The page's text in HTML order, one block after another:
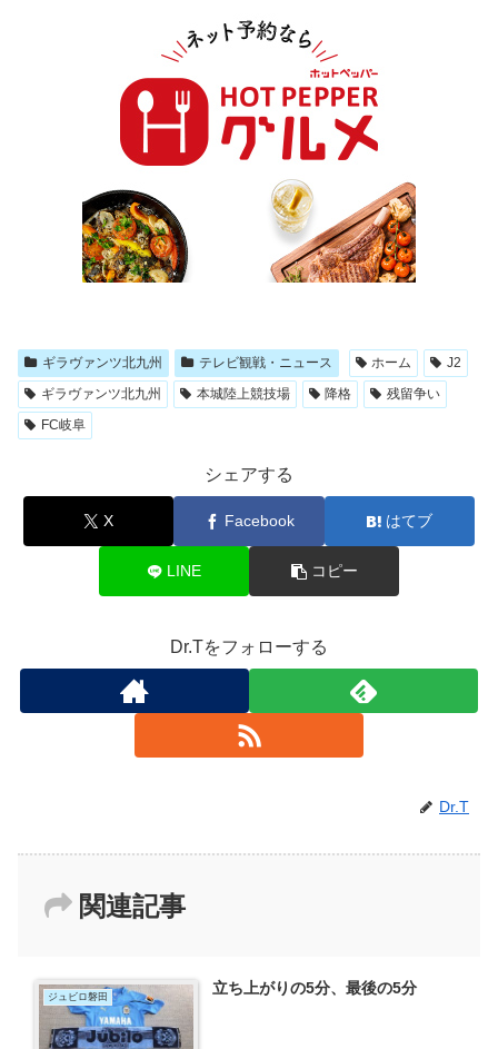
ギラヴァンツ北九州 テレビ観戦・ニュース ホーム
J2
ギラヴァンツ北九州
本城陸上競技場 降格
残留争い
FC岐阜
シェアする
X Facebook はてブ
LINE コピー
Dr.Tをフォローする
Dr.T
関連記事
ジュビロ磐田 立ち上がりの5分、最後の5分